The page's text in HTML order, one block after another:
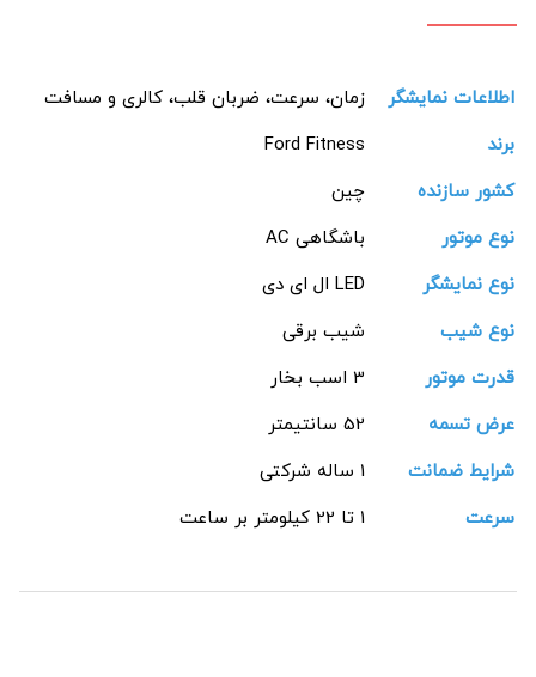
اطلاعات نمایشگر
زمان، سرعت، ضربان قلب، کالری و مسافت
برند
Ford Fitness
کشور سازنده
چین
نوع موتور
باشگاهی AC
نوع نمایشگر
LED ال ای دی
نوع شیب
شیب برقی
قدرت موتور
3 اسب بخار
عرض تسمه
52 سانتیمتر
شرایط ضمانت
1 ساله شرکتی
سرعت
1 تا 22 کیلومتر بر ساعت